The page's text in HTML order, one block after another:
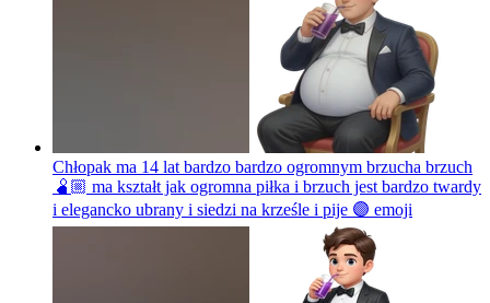
Chłopak ma 14 lat bardzo bardzo ogromnym brzucha brzuch
🫄🏼 ma kształt jak ogromna piłka i brzuch jest bardzo twardy
i elegancko ubrany i siedzi na krześle i pije 🟣 emoji